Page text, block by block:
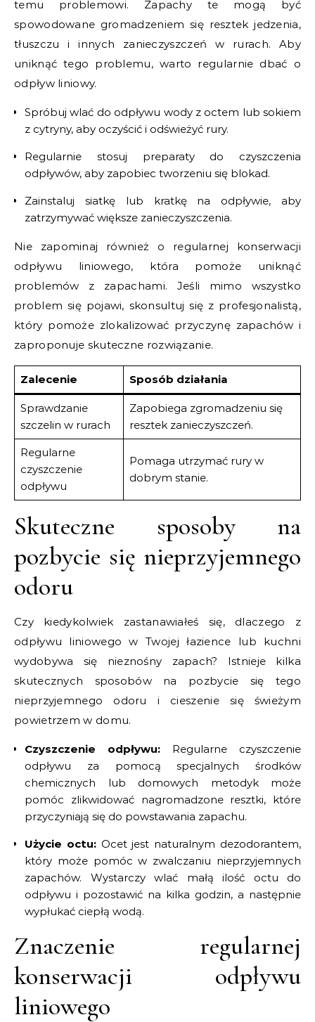
temu problemowi. Zapachy te mogą być
spowodowane gromadzeniem się resztek jedzenia,
tłuszczu i innych zanieczyszczeń w rurach. Aby
uniknąć tego problemu, warto regularnie dbać o
odpływ liniowy.
Spróbuj wlać do odpływu wody z octem lub sokiem
z cytryny, aby oczyścić i odświeżyć rury.
Regularnie stosuj preparaty do czyszczenia
odpływów, aby zapobiec tworzeniu się blokad.
Zainstaluj siatkę lub kratkę na odpływie, aby
zatrzymywać większe zanieczyszczenia.
Nie zapominaj również o regularnej konserwacji
odpływu liniowego, która pomoże uniknąć
problemów z zapachami. Jeśli mimo wszystko
problem się pojawi, skonsultuj się z profesjonalistą,
który pomoże zlokalizować przyczynę zapachów i
zaproponuje skuteczne rozwiązanie.
Zalecenie Sposób działania
Sprawdzanie
szczelin w rurach
Zapobiega zgromadzeniu się
resztek zanieczyszczeń.
Regularne
czyszczenie
odpływu
Pomaga utrzymać rury w
dobrym stanie.
Skuteczne sposoby na
pozbycie się nieprzyjemnego
odoru
Czy kiedykolwiek zastanawiałeś się, dlaczego z
odpływu liniowego w Twojej łazience lub kuchni
wydobywa się nieznośny zapach? Istnieje kilka
skutecznych sposobów na pozbycie się tego
nieprzyjemnego odoru i cieszenie się świeżym
powietrzem w domu.
Czyszczenie odpływu: Regularne czyszczenie
odpływu za pomocą specjalnych środków
chemicznych lub domowych metodyk może
pomóc zlikwidować nagromadzone resztki, które
przyczyniają się do powstawania zapachu.
Użycie octu:Ocet jest naturalnym dezodorantem,
który może pomóc w zwalczaniu nieprzyjemnych
zapachów. Wystarczy wlać małą ilość octu do
odpływu i pozostawić na kilka godzin, a następnie
wypłukać ciepłą wodą.
Znaczenie regularnej
konserwacji odpływu
liniowego